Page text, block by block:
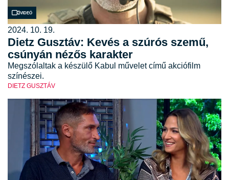
Videó
2024. 10. 19.
Dietz Gusztáv: Kevés a szúrós szemű,
csúnyán nézős karakter
Megszólaltak a készülő Kabul művelet című akciófilm
színészei.
DIETZ GUSZTÁV